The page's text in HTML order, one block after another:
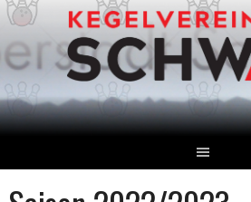
Springe
zum
Inhalt